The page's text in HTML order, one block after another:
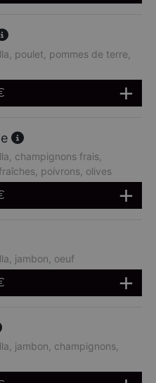
poulet, pommes de terre,
champignons frais,
poivrons, olives
jambon, oeuf
jambon, champignons,